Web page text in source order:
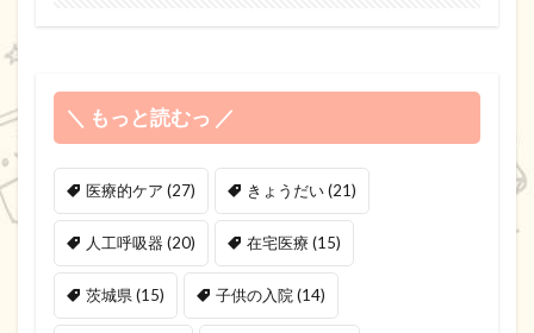
＼ もっと読むっ ／
医療的ケア (27) きょうだい(21)
人工呼吸器 (20) 在宅医療 (15)
茨城県(15) 子供の入院(14)